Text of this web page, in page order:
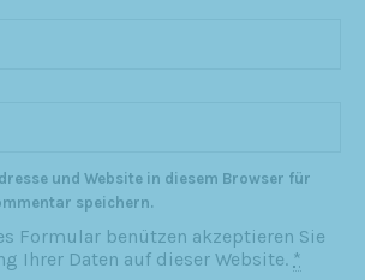
und Website in diesem Browser für
speichern.
Formular benützen akzeptieren Sie
Ihrer Daten auf dieser Website. *